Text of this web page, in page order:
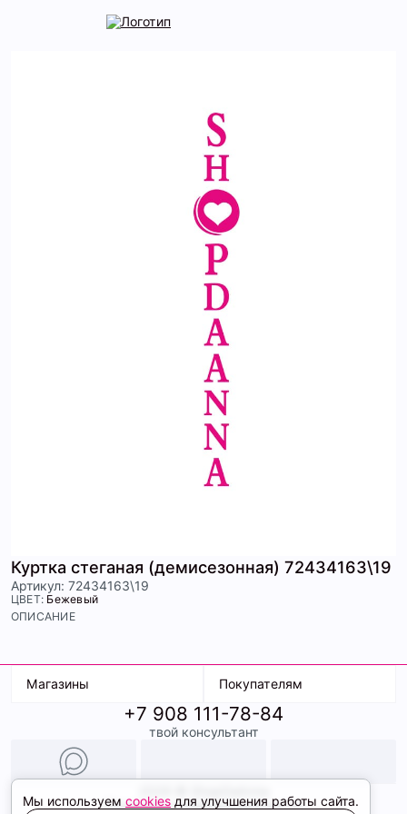
Куртка стеганая (демисезонная) 72434163\19
Артикул: 72434163\19
ЦВЕТ: Бежевый
ОПИСАНИЕ
Магазины
ТК Терминал
ТРК Континент
Покупателям
Доставка
Условия оплаты
Образы
+7 908 111-78-84
твой консультант
Политика конфиденциальности
Мы используем cookies для улучшения работы сайта.